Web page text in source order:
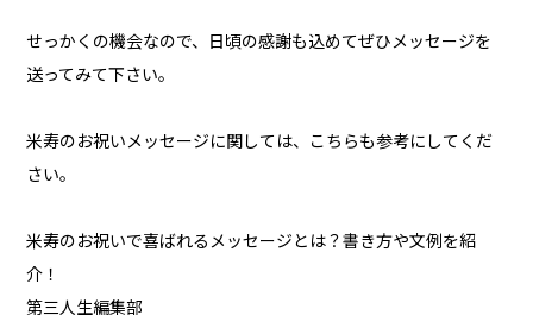
せっかくの機会なので、日頃の感謝も込めてぜひメッセージを
送ってみて下さい。
米寿のお祝いメッセージに関しては、こちらも参考にしてくだ
さい。
米寿のお祝いで喜ばれるメッセージとは？書き方や文例を紹
介！
第三人生編集部